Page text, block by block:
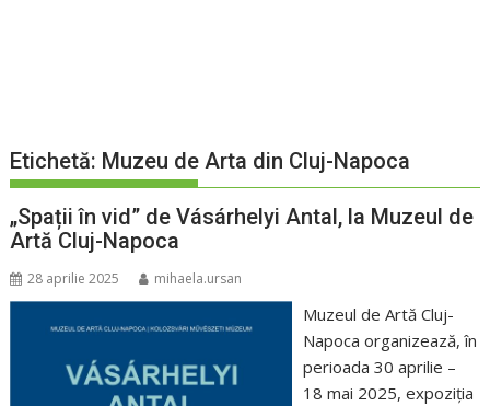
Etichetă: Muzeu de Arta din Cluj-Napoca
„Spații în vid” de Vásárhelyi Antal, la Muzeul de
Artă Cluj-Napoca
28 aprilie 2025 mihaela.ursan
Muzeul de Artă Cluj-
Napoca organizează, în
perioada 30 aprilie –
18 mai 2025, expoziția